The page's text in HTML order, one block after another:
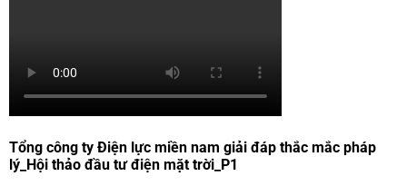
Tổng công ty Điện lực miền nam giải đáp thắc mắc pháp
lý_Hội thảo đầu tư điện mặt trời_P1